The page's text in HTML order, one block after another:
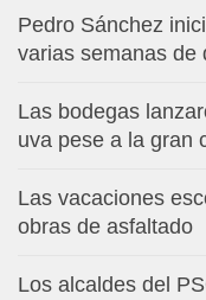
Pedro Sánchez
varias semanas de
Las bodegas
uva pese a la gran
Las vacaciones
obras de asfaltado
Los alcaldes del